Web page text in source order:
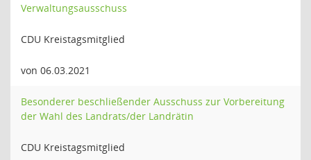
Verwaltungsausschuss
CDU Kreistagsmitglied
von 06.03.2021
Besonderer beschließender Ausschuss zur Vorbereitung
der Wahl des Landrats/der Landrätin
CDU Kreistagsmitglied